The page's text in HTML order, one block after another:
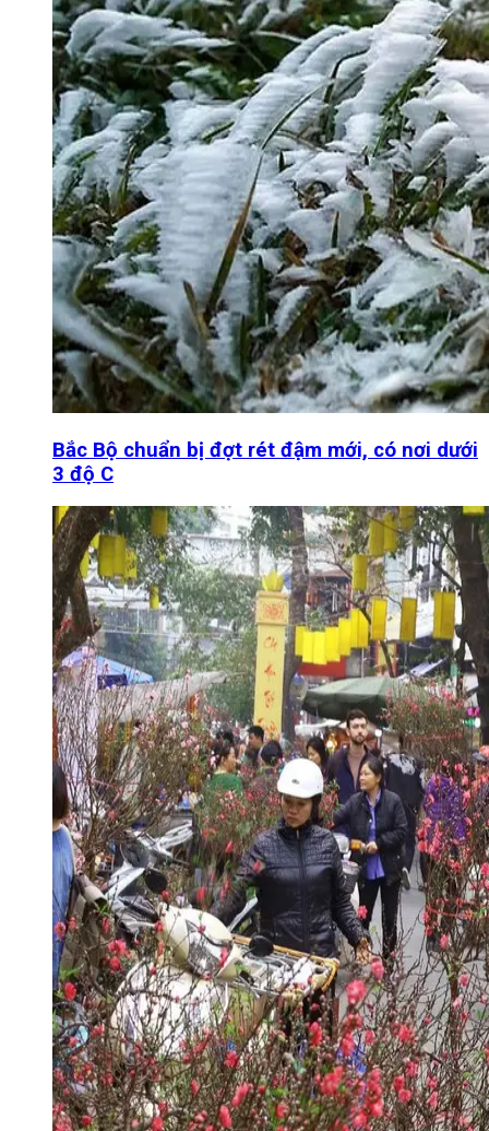
Bắc Bộ chuẩn bị đợt rét đậm mới, có nơi dưới
3 độ C